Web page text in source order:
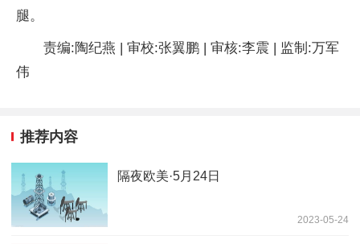
腿。
责编:陶纪燕 | 审校:张翼鹏 | 审核:李震 | 监制:万军
伟
推荐内容
隔夜欧美·5月24日
2023-05-24